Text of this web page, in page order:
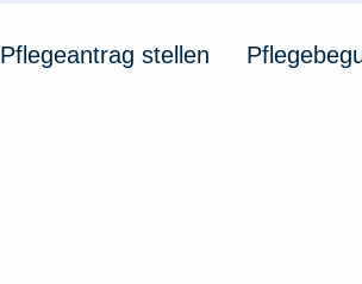
Pflegeantrag stellen